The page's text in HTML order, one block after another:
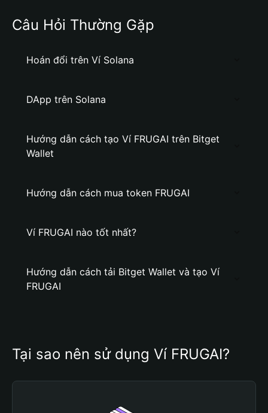
Câu Hỏi Thường Gặp
Hoán đổi trên Ví Solana
DApp trên Solana
Hướng dẫn cách tạo Ví FRUGAI trên Bitget
Wallet
Hướng dẫn cách mua token FRUGAI
Ví FRUGAI nào tốt nhất?
Hướng dẫn cách tải Bitget Wallet và tạo Ví
FRUGAI
Tại sao nên sử dụng Ví FRUGAI?